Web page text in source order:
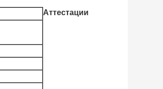
Аттестации